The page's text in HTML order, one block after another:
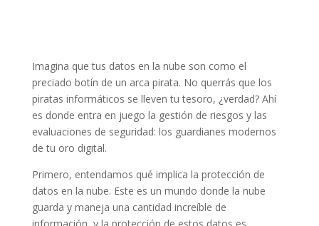
Imagina que tus datos en la nube son como el
preciado botín de un arca pirata. No querrás que los
piratas informáticos se lleven tu tesoro, ¿verdad? Ahí
es donde entra en juego la gestión de riesgos y las
evaluaciones de seguridad: los guardianes modernos
de tu oro digital.
Primero, entendamos qué implica la protección de
datos en la nube. Este es un mundo donde la nube
guarda y maneja una cantidad increíble de